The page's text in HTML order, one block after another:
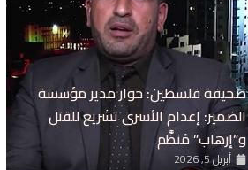
صحيفة فلسطين: حوار مدير مؤسسة
الضمير: إعدام الأسرى تشريع للقتل
و”إرهاب” مُنظَّم
أبريل 5, 2026